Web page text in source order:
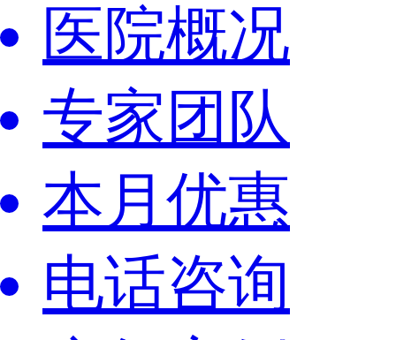
医院概况
专家团队
本月优惠
电话咨询